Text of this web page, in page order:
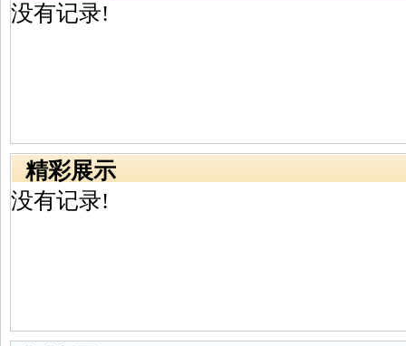
没有记录!
精彩展示
没有记录!